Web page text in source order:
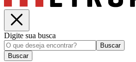
Digite sua busca
Buscar
Buscar